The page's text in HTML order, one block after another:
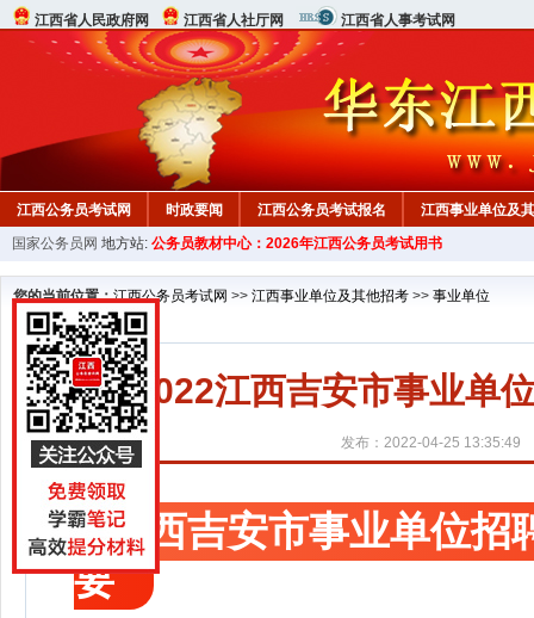
江西省人民政府网 江西省人社厅网 江西省人事考试网
江西公务员考试网 时政要闻 江西公务员考试报名 江西事业单位及
行测真题 在线咨询 教材中心
国家公务员网 地方站: 公务员教材中心：2026年江西公务员考试用书
您的当前位置：江西公务员考试网 >> 江西事业单位及其他招考 >> 事业单位
2022江西吉安市事业单
发布：2022-04-25 13:35:49
江西吉安市事业单位招
要